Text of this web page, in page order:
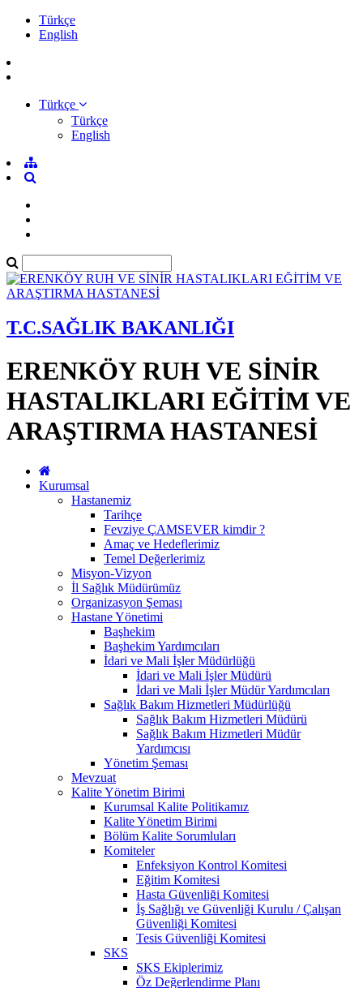
Türkçe
English
Türkçe
Türkçe
English
T.C.SAĞLIK BAKANLIĞI
ERENKÖY RUH VE SİNİR
HASTALIKLARI EĞİTİM VE
ARAŞTIRMA HASTANESİ
Kurumsal
Hastanemiz
Tarihçe
Fevziye ÇAMSEVER kimdir ?
Amaç ve Hedeflerimiz
Temel Değerlerimiz
Misyon-Vizyon
İl Sağlık Müdürümüz
Organizasyon Şeması
Hastane Yönetimi
Başhekim
Başhekim Yardımcıları
İdari ve Mali İşler Müdürlüğü
İdari ve Mali İşler Müdürü
İdari ve Mali İşler Müdür Yardımcıları
Sağlık Bakım Hizmetleri Müdürlüğü
Sağlık Bakım Hizmetleri Müdürü
Sağlık Bakım Hizmetleri Müdür
Yardımcısı
Yönetim Şeması
Mevzuat
Kalite Yönetim Birimi
Kurumsal Kalite Politikamız
Kalite Yönetim Birimi
Bölüm Kalite Sorumluları
Komiteler
Enfeksiyon Kontrol Komitesi
Eğitim Komitesi
Hasta Güvenliği Komitesi
İş Sağlığı ve Güvenliği Kurulu / Çalışan
Güvenliği Komitesi
Tesis Güvenliği Komitesi
SKS
SKS Ekiplerimiz
Öz Değerlendirme Planı